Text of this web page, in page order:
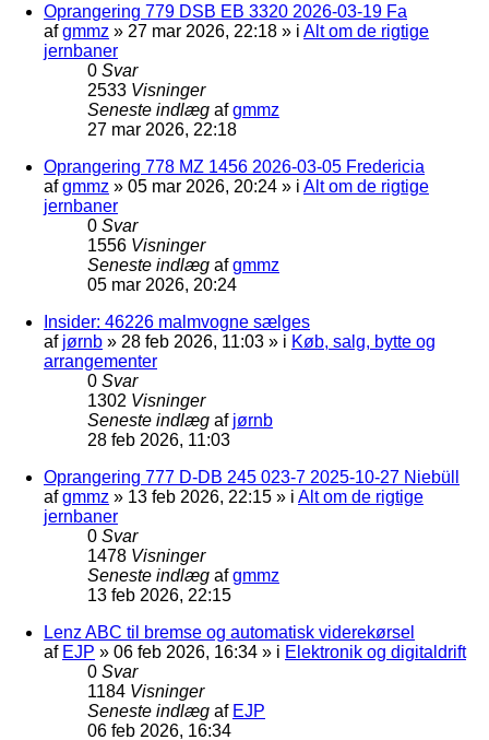
Oprangering 779 DSB EB 3320 2026-03-19 Fa
afgmmz » 27 mar 2026, 22:18 » i Alt om de rigtige
jernbaner
0 Svar
2533 Visninger
Seneste indlæg afgmmz
27 mar 2026, 22:18
Oprangering 778 MZ 1456 2026-03-05 Fredericia
afgmmz » 05 mar 2026, 20:24 » i Alt om de rigtige
jernbaner
0 Svar
1556 Visninger
Seneste indlæg afgmmz
05 mar 2026, 20:24
Insider: 46226 malmvogne sælges
af jørnb » 28 feb 2026, 11:03 » i Køb, salg, bytte og
arrangementer
0 Svar
1302 Visninger
Seneste indlæg af jørnb
28 feb 2026, 11:03
Oprangering 777 D-DB 245 023-7 2025-10-27 Niebüll
afgmmz » 13 feb 2026, 22:15 » i Alt om de rigtige
jernbaner
0 Svar
1478 Visninger
Seneste indlæg afgmmz
13 feb 2026, 22:15
Lenz ABC til bremse og automatisk viderekørsel
af EJP » 06 feb 2026, 16:34 » i Elektronik og digitaldrift
0 Svar
1184 Visninger
Seneste indlæg af EJP
06 feb 2026, 16:34